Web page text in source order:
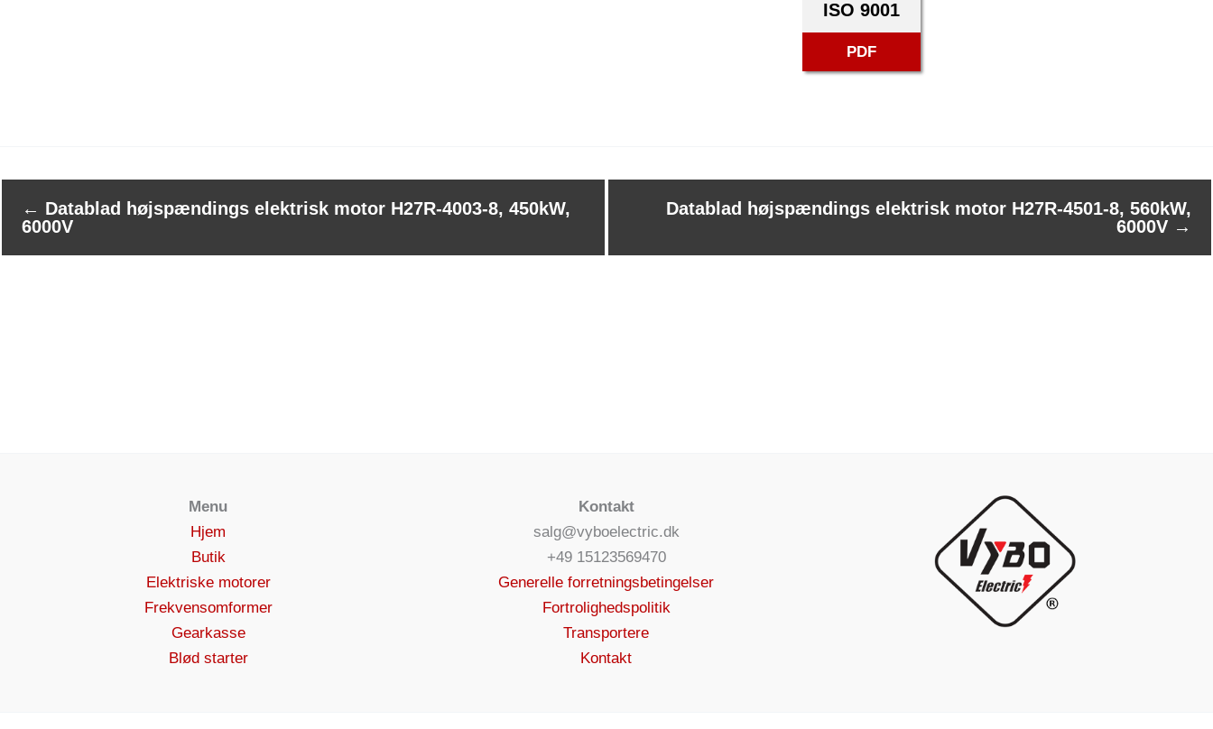
ISO 9001
PDF
← Datablad højspændings elektrisk motor H27R-4003-8, 450kW,
6000V
Datablad højspændings elektrisk motor H27R-4501-8, 560kW,
6000V →
Menu
Hjem
Butik
Elektriske motorer
Frekvensomformer
Gearkasse
Blød starter
Kontakt
salg@vyboelectric.dk
+49 15123569470
Generelle forretningsbetingelser
Fortrolighedspolitik
Transportere
Kontakt